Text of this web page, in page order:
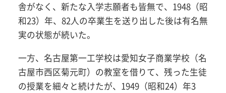
舎がなく、新たな入学志願者も皆無で、1948（昭
和23）年、82人の卒業生を送り出した後は有名無
実の状態が続いた。
一方、名古屋第一工学校は愛知女子商業学校（名
古屋市西区菊元町）の教室を借りて、残った生徒
の授業を細々と続けたが、1949（昭和24）年3